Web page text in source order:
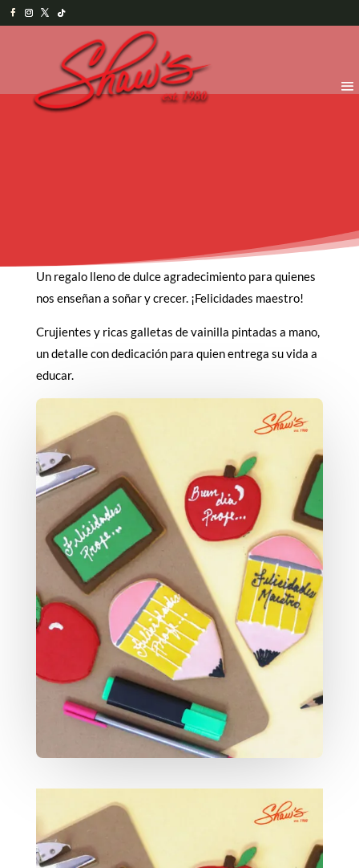
Un regalo lleno de dulce agradecimiento para quienes
nos enseñan a soñar y crecer. ¡Felicidades maestro!
Crujientes y ricas galletas de vainilla pintadas a mano,
un detalle con dedicación para quien entrega su vida a
educar.